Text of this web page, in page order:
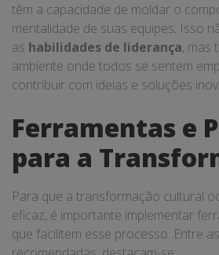
têm a capacidade de moldar o
mentalidade de suas equipes. Isso
as habilidades de liderança, mas
ambiente onde todos se sentem
contribuir com ideias e soluções
Ferramentas e
para a
Para que a transformação cultural
eficaz, é importante implementar
que facilitem esse processo. Entre